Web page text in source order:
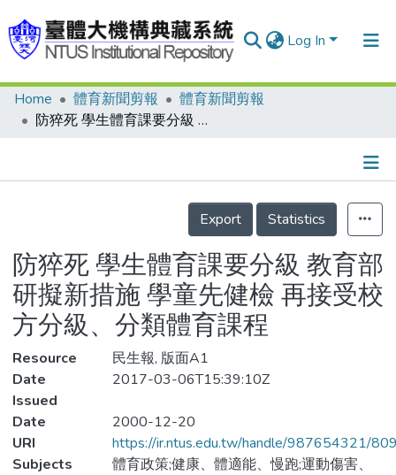
Log In
Communities & Collections
Statistics
Home 體育新聞剪報
體育新聞剪報
防猝死 學生體育課要分級 教育部研擬新措施 學童先健檢 再接受校方分級、分類體育課程
Details
Export
Statistics
防猝死 學生體育課要分級 教育部
研擬新措施 學童先健檢 再接受校
方分級、分類體育課程
Resource
民生報, 版面A1
Date
Issued
2017-03-06T15:39:10Z
Date
2000-12-20
URI
https://ir.ntus.edu.tw/handle/987654321/
Subjects
體育政策;健康、體適能、慢跑;運動傷害、